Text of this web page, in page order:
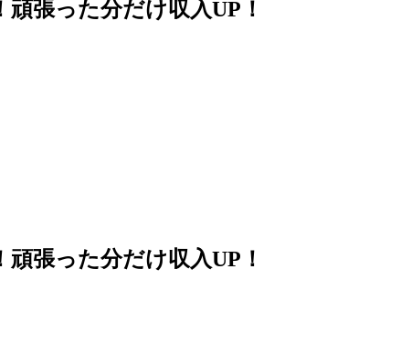
張った分だけ収入UP！
張った分だけ収入UP！